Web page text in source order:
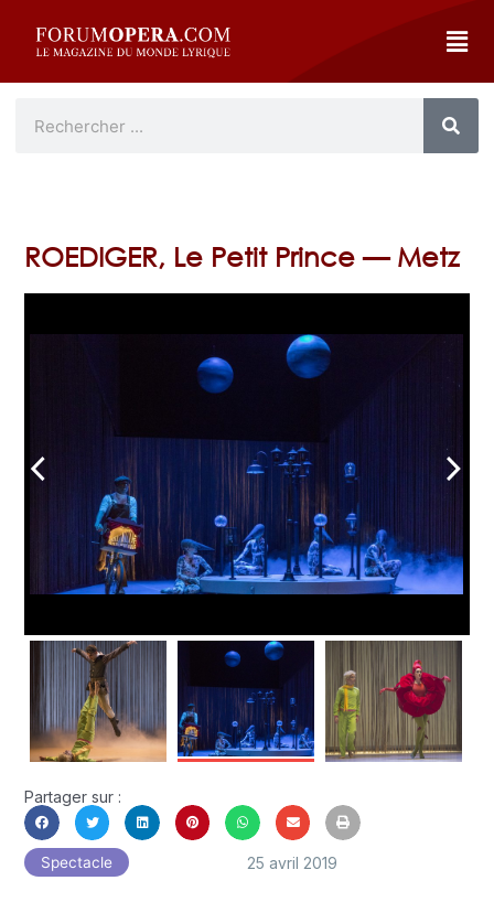
ROEDIGER, Le Petit Prince — Metz
arrow_back_ios arrow_forward_ios
Partager sur :
Spectacle 25 avril 2019